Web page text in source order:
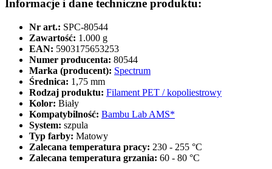
Informacje i dane techniczne produktu:
Nr art.: SPC-80544
Zawartość: 1.000 g
EAN: 5903175653253
Numer producenta: 80544
Marka (producent): Spectrum
Średnica: 1,75 mm
Rodzaj produktu: Filament PET / kopoliestrowy
Kolor: Biały
Kompatybilność: Bambu Lab AMS*
System: szpula
Typ farby: Matowy
Zalecana temperatura pracy: 230 - 255 °C
Zalecana temperatura grzania: 60 - 80 °C